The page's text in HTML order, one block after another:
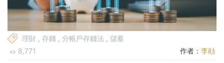
理財 , 存錢 , 分帳戶存錢法 , 儲蓄
8,771
作者： 李勛